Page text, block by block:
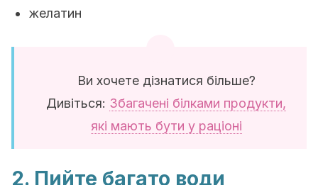
желатин
Ви хочете дізнатися більше?
Дивіться: Збагачені білками продукти,
які мають бути у раціоні
2. Пийте багато води